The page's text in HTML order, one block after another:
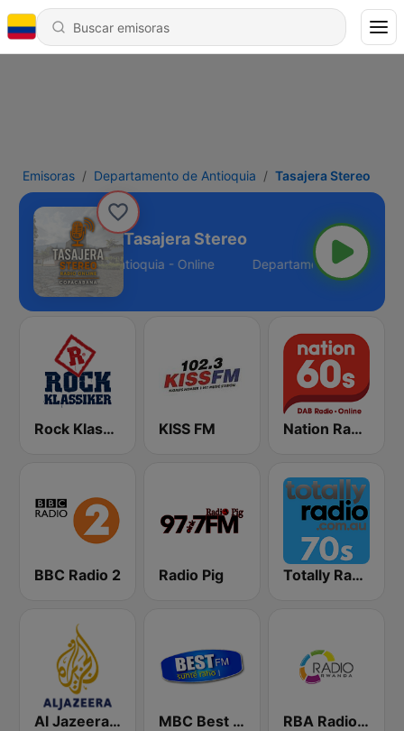
Emisoras Departamento de Antioquia Tasajera Stereo
Tasajera Stereo
de Antioquia - Online
Rock Klassiker KISS FM Nation Radio 60s
BBC Radio 2 Radio Pig Totally Radio 70s
Al Jazeera Arabic (قناة الجزيرة) MBC Best FM RBA Radio Rwanda